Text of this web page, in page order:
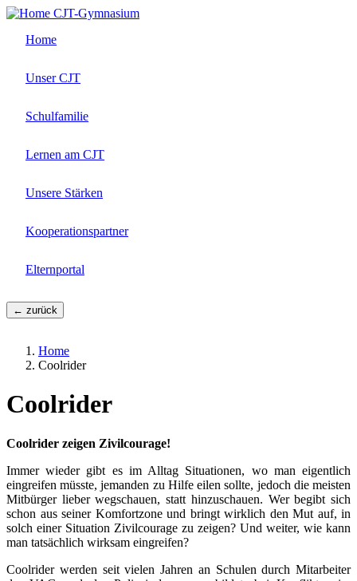
Direkt
Inhalt
CJT-Gymnasium
Home
Unser CJT
Schulfamilie
Lernen am CJT
Unsere Stärken
Kooperationspartner
Elternportal
← zurück
Home
Coolrider
Coolrider
Coolrider zeigen Zivilcourage!
Immer wieder gibt es im Alltag Situationen, wo man eigentlich
eingreifen müsste, jemanden zu Hilfe eilen sollte, jedoch die meisten
Mitbürger lieber wegschauen, statt hinzuschauen. Wer begibt sich
schon aus seiner Komfortzone und bringt wirklich den Mut auf, in
solch einer Situation Zivilcourage zu zeigen? Und weiter, wie kann
man tatsächlich wirksam eingreifen?
Coolrider werden seit vielen Jahren an Schulen durch Mitarbeiter